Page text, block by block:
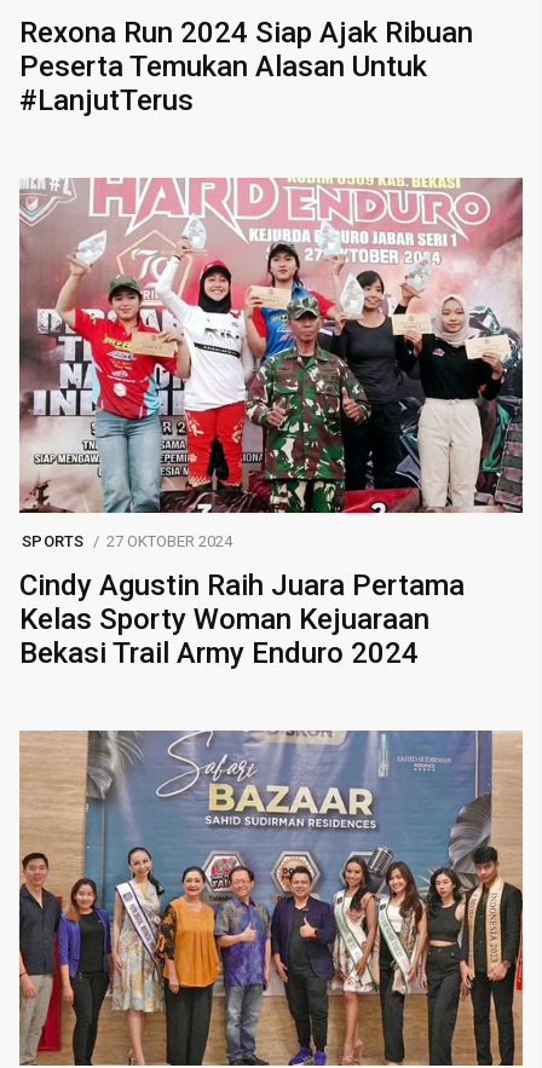
Rexona Run 2024 Siap Ajak Ribuan
Peserta Temukan Alasan Untuk
#LanjutTerus
SPORTS 27 OKTOBER 2024
Cindy Agustin Raih Juara Pertama
Kelas Sporty Woman Kejuaraan
Bekasi Trail Army Enduro 2024